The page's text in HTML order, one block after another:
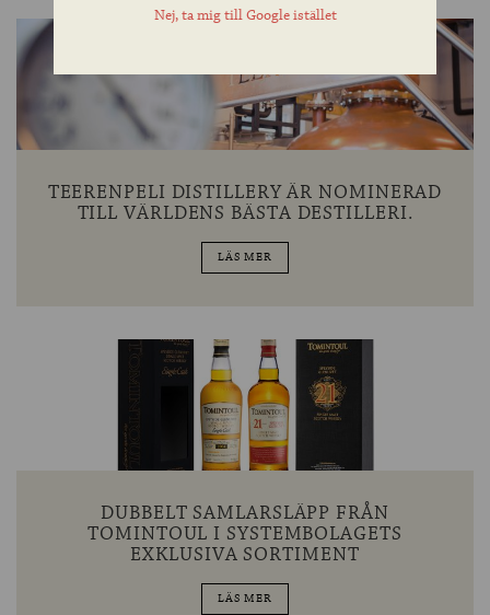
TEERENPELI DISTILLERY ÄR NOMINERAD
TILL VÄRLDENS BÄSTA DESTILLERI.
LÄS MER
DUBBELT SAMLARSLÄPP FRÅN
TOMINTOUL I SYSTEMBOLAGETS
EXKLUSIVA SORTIMENT
LÄS MER
Nej, ta mig till Google istället